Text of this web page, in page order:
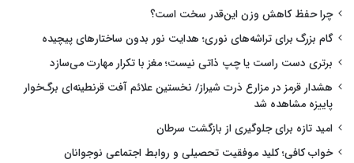
چرا حفظ کاهش وزن این‌قدر سخت است؟
گام بزرگ برای تراشه‌های نوری؛ هدایت نور بدون ساختارهای پیچیده
برتری دست راست یا چپ ذاتی نیست؛ مغز با تکرار مهارت می‌سازد
هشدار قرمز در مزارع ذرت شیراز/ نخستین علائم آفت قرنطینه‌ای برگ‌خوار
پاییزه مشاهده شد
امید تازه برای جلوگیری از بازگشت سرطان
خواب کافی؛ کلید موفقیت تحصیلی و روابط اجتماعی نوجوانان